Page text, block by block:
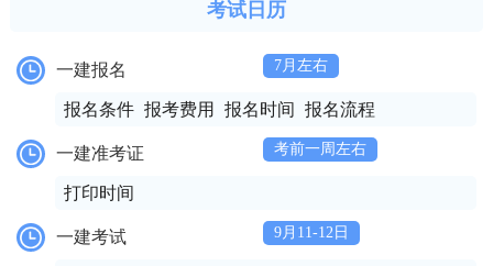
考试日历
一建报名 7月左右
报名条件 报考费用 报名时间 报名流程
一建准考证 考前一周左右
打印时间
一建考试 9月11-12日